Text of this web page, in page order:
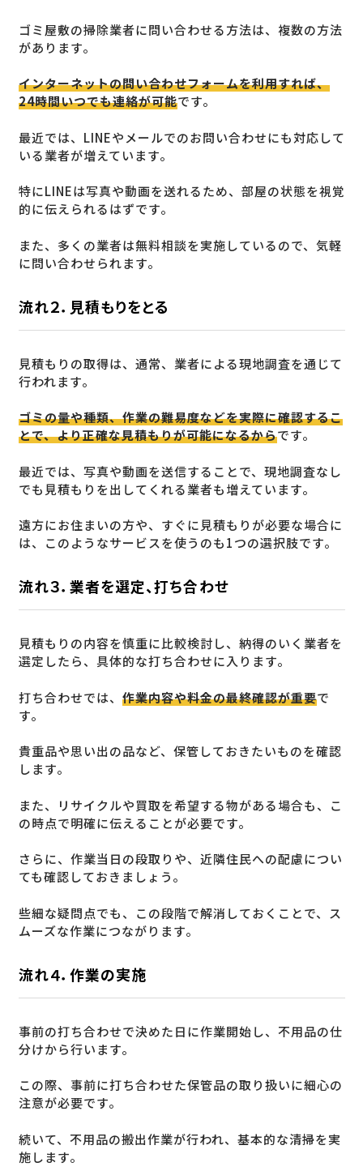
ゴミ屋敷の掃除業者に問い合わせる方法は、複数の方法
があります。
インターネットの問い合わせフォームを利用すれば、
24時間いつでも連絡が可能です。
最近では、LINEやメールでのお問い合わせにも対応して
いる業者が増えています。
特にLINEは写真や動画を送れるため、部屋の状態を視覚
的に伝えられるはずです。
また、多くの業者は無料相談を実施しているので、気軽
に問い合わせられます。
流れ２．見積もりをとる
見積もりの取得は、通常、業者による現地調査を通じて
行われます。
ゴミの量や種類、作業の難易度などを実際に確認するこ
とで、より正確な見積もりが可能になるからです。
最近では、写真や動画を送信することで、現地調査なし
でも見積もりを出してくれる業者も増えています。
遠方にお住まいの方や、すぐに見積もりが必要な場合に
は、このようなサービスを使うのも1つの選択肢です。
流れ３．業者を選定、打ち合わせ
見積もりの内容を慎重に比較検討し、納得のいく業者を
選定したら、具体的な打ち合わせに入ります。
打ち合わせでは、 作業内容や料金の最終確認が重要で
す。
貴重品や思い出の品など、保管しておきたいものを確認
します。
また、リサイクルや買取を希望する物がある場合も、こ
の時点で明確に伝えることが必要です。
さらに、作業当日の段取りや、近隣住民への配慮につい
ても確認しておきましょう。
些細な疑問点でも、この段階で解消しておくことで、ス
ムーズな作業につながります。
流れ４．作業の実施
事前の打ち合わせで決めた日に作業開始し、不用品の仕
分けから行います。
この際、事前に打ち合わせた保管品の取り扱いに細心の
注意が必要です。
続いて、不用品の搬出作業が行われ、基本的な清掃を実
施します。